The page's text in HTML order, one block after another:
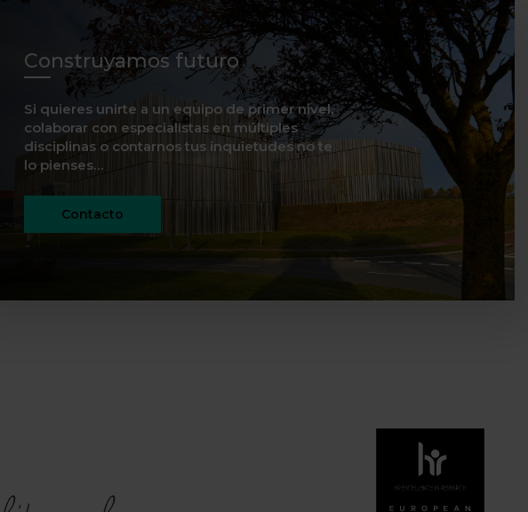
Construyamos futuro
Si quieres unirte a un equipo de primer nivel,
colaborar con especialistas en múltiples
disciplinas o contarnos tus inquietudes no te
lo pienses…
Contacto